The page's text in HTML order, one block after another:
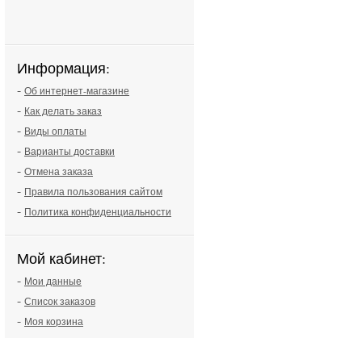
Информация:
- Об интернет-магазине
- Как делать заказ
- Виды оплаты
- Варианты доставки
- Отмена заказа
- Правила пользования сайтом
- Политика конфиденциальности
Мой кабинет:
- Мои данные
- Список заказов
- Моя корзина